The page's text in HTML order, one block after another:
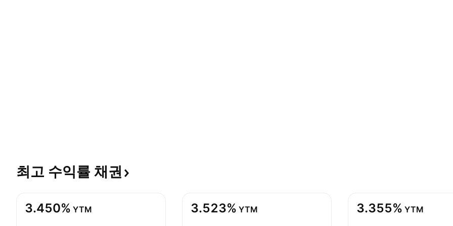
최고 수익률 채권
3.450% YTM 3.523% YTM 3.355% YTM